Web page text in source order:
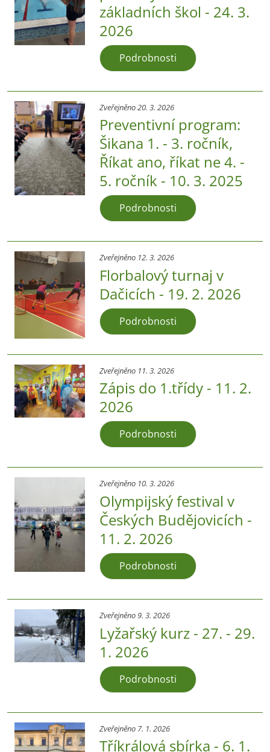
základních škol - 24. 3.
2026
Podrobnosti
Zveřejněno 20. 3. 2026
Preventivní program:
Šikana 1. - 3. ročník,
Říkat ano, říkat ne 4. -
5. ročník - 10. 3. 2025
Podrobnosti
Zveřejněno 12. 3. 2026
Florbalový turnaj v
Dačicích - 19. 2. 2026
Podrobnosti
Zveřejněno 11. 3. 2026
Zápis do 1.třídy - 11. 2.
2026
Podrobnosti
Zveřejněno 10. 3. 2026
Olympijský festival v
Českých Budějovicích -
11. 2. 2026
Podrobnosti
Zveřejněno 9. 3. 2026
Lyžařský kurz - 27. - 29.
1. 2026
Podrobnosti
Zveřejněno 7. 1. 2026
Tříkrálová sbírka - 6. 1.